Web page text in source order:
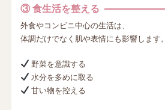
③ 食生活を整える
外食やコンビニ中心の生活は、
体調だけでなく肌や表情にも影響します。
野菜を意識する
水分を多めに取る
甘い物を控える